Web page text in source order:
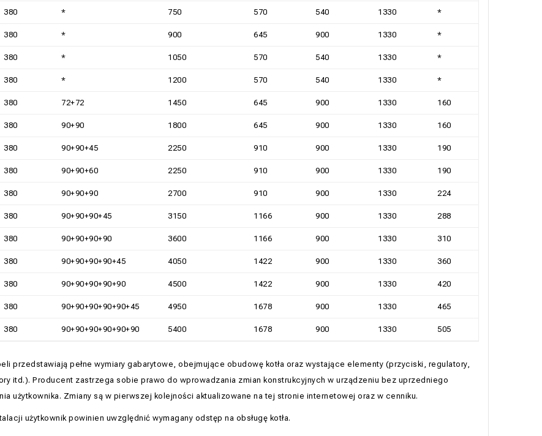
380 * 750 570 540 1330 *
380 * 900 645 900 1330 *
380 * 1050 570 540 1330 *
380 * 1200 570 540 1330 *
380 72+72 1450 645 900 1330 160
380 90+90 1800 645 900 1330 160
380 90+90+45 2250 910 900 1330 190
380 90+90+60 2250 910 900 1330 190
380 90+90+90 2700 910 900 1330 224
380 90+90+90+45 3150 1166 900 1330 288
380 90+90+90+90 3600 1166 900 1330 310
380 90+90+90+90+45 4050 1422 900 1330 360
380 90+90+90+90+90 4500 1422 900 1330 420
380 90+90+90+90+90+45 4950 1678 900 1330 465
380 90+90+90+90+90+90 5400 1678 900 1330 505
przedstawiają pełne wymiary gabarytowe, obejmujące obudowę kotła oraz wystające elementy (przyciski, regulatory,
itd.). Producent zastrzega sobie prawo do wprowadzania zmian konstrukcyjnych w urządzeniu bez uprzedniego
użytkownika. Zmiany są w pierwszej kolejności aktualizowane na tej stronie internetowej oraz w cenniku.
użytkownik powinien uwzględnić wymagany odstęp na obsługę kotła.